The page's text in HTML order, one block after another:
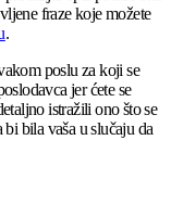
fraze koje možete
.
poslu za koji se
jer ćete se
istražili ono što se
bila vaša u slučaju da